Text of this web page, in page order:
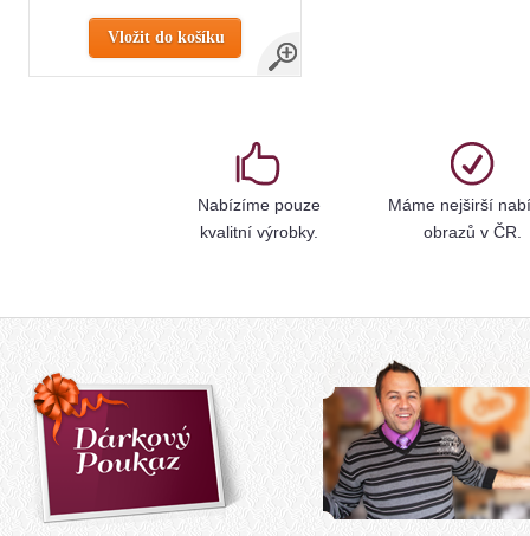
Vložit do košíku
Nabízíme pouze
kvalitní výrobky.
Máme nejširší
obrazů v ČR.